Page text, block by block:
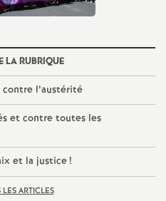
e
c
o
n
d
LA RUBRIQUE
l’austérité
et contre toutes les
et la justice!
ARTICLES